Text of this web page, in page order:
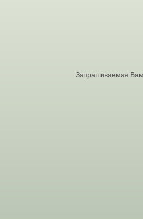
Запрашиваемая